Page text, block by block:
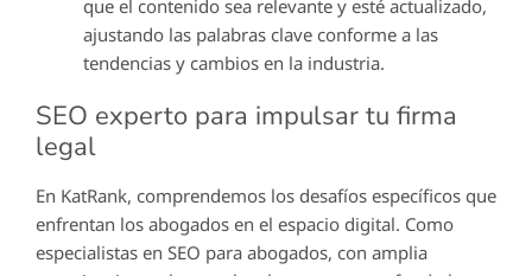
que el contenido sea relevante y esté actualizado,
ajustando las palabras clave conforme a las
tendencias y cambios en la industria.
SEO experto para impulsar tu firma
legal
En KatRank, comprendemos los desafíos específicos que
enfrentan los abogados en el espacio digital. Como
especialistas en SEO para abogados, con amplia